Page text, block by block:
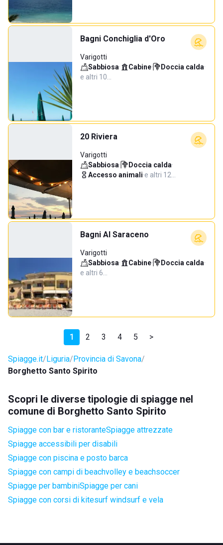
Bagni Conchiglia d'Oro
Varigotti
Sabbiosa· Cabine· Doccia calda·
e altri 10…
20 Riviera
Varigotti
Sabbiosa· Doccia calda·
Accesso animali·e altri 12…
Bagni Al Saraceno
Varigotti
Sabbiosa· Cabine· Doccia calda·
e altri 6…
1 2 3 4 5 >
Spiagge.it Liguria Provincia di Savona
Borghetto Santo Spirito
Scopri le diverse tipologie di spiagge nel
comune di Borghetto Santo Spirito
Spiagge con bar e ristoranteSpiagge attrezzate
Spiagge accessibili per disabili
Spiagge con piscina e posto barca
Spiagge con campi di beachvolley e beachsoccer
Spiagge per bambiniSpiagge per cani
Spiagge con corsi di kitesurf windsurf e vela